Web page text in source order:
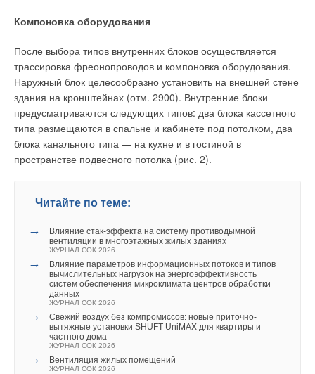
Компоновка оборудования
После выбора типов внутренних блоков осуществляется
трассировка фреонопроводов и компоновка оборудования.
Наружный блок целесообразно установить на внешней стене
здания на кронштейнах (отм. 2900). Внутренние блоки
предусматриваются следующих типов: два блока кассетного
типа размещаются в спальне и кабинете под потолком, два
блока канального типа — на кухне и в гостиной в
пространстве подвесного потолка (рис. 2).
Читайте по теме:
→
Влияние стак‑эффекта на систему противодымной
вентиляции в многоэтажных жилых зданиях
ЖУРНАЛ СОК 2026
→
Влияние параметров информационных потоков и типов
вычислительных нагрузок на энергоэффективность
систем обеспечения микроклимата центров обработки
данных
ЖУРНАЛ СОК 2026
→
Свежий воздух без компромиссов: новые приточно-
вытяжные установки SHUFT UniMAX для квартиры и
частного дома
ЖУРНАЛ СОК 2026
→ Вентиляция жилых помещений
ЖУРНАЛ СОК 2026